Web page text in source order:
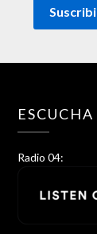
Radio 04: